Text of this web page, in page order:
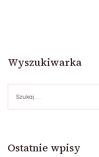
Wyszukiwarka
Ostatnie wpisy